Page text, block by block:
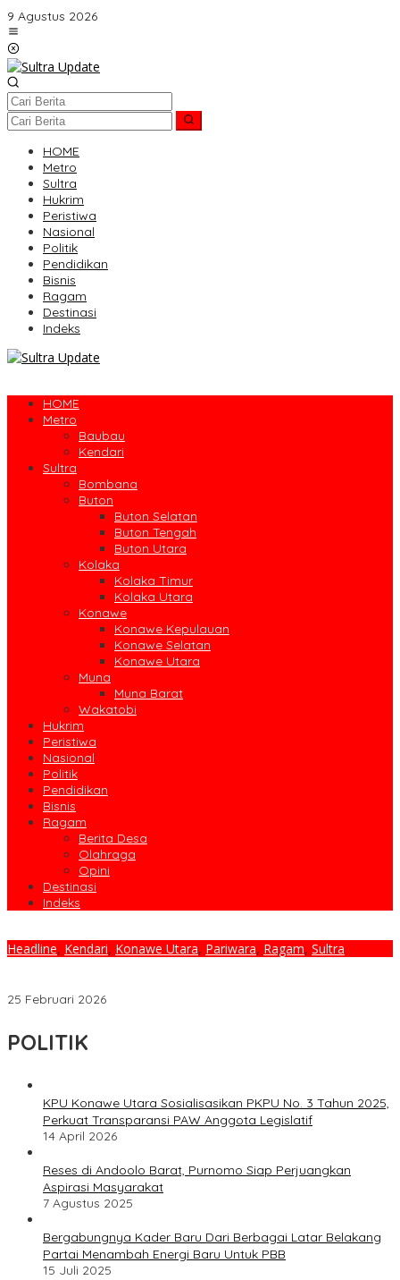
Lewati
ke
konten
9 Agustus 2026
HOME
Metro
Sultra
Hukrim
Peristiwa
Nasional
Politik
Pendidikan
Bisnis
Ragam
Destinasi
Indeks
HOME
Metro
Baubau
Kendari
Sultra
Bombana
Buton
Buton Selatan
Buton Tengah
Buton Utara
Kolaka
Kolaka Timur
Kolaka Utara
Konawe
Konawe Kepulauan
Konawe Selatan
Konawe Utara
Muna
Muna Barat
Wakatobi
Hukrim
Peristiwa
Nasional
Politik
Pendidikan
Bisnis
Ragam
Berita Desa
Olahraga
Opini
Destinasi
Indeks
Headline, Kendari, Konawe Utara, Pariwara, Ragam, Sultra
25 Februari 2026
POLITIK
KPU Konawe Utara Sosialisasikan PKPU No. 3 Tahun 2025,
Perkuat Transparansi PAW Anggota Legislatif
14 April 2026
Reses di Andoolo Barat, Purnomo Siap Perjuangkan
Aspirasi Masyarakat
7 Agustus 2025
Bergabungnya Kader Baru Dari Berbagai Latar Belakang
Partai Menambah Energi Baru Untuk PBB
15 Juli 2025